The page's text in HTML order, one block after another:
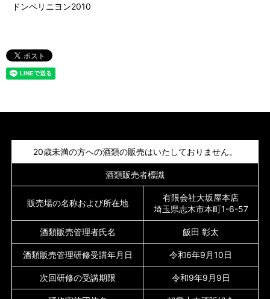
ドンペリニヨン2010
20歳未満の方への酒類の販売はいたしておりません。
酒類販売者標識
販売場の名称および所在地
有限会社大坂屋本店
埼玉県志木市本町1-6-57
酒類販売管理者氏名 飯田 彰太
酒類販売管理研修受講年月日 令和6年9月10日
次回研修の受講期限 令和9年9月9日